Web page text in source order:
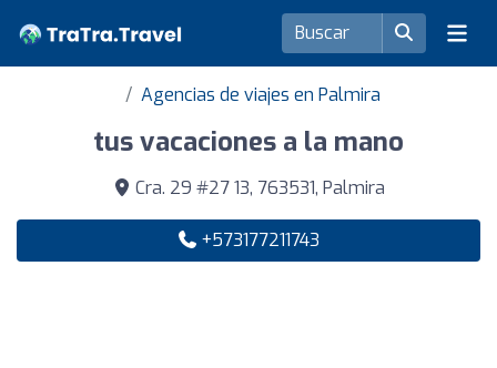
Agencias de viajes en Palmira
tus vacaciones a la mano
Cra. 29 #27 13, 763531, Palmira
+573177211743